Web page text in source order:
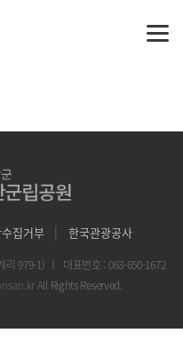
집거부 | 한국관광공사
리 979-1) ｜
대표번호 : 063-650-1672
All Rights Reserved.